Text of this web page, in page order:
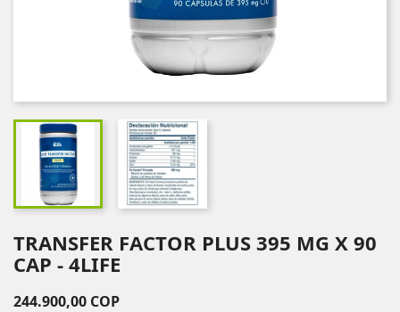
TRANSFER FACTOR PLUS 395 MG X 90
CAP - 4LIFE
244.900,00 COP